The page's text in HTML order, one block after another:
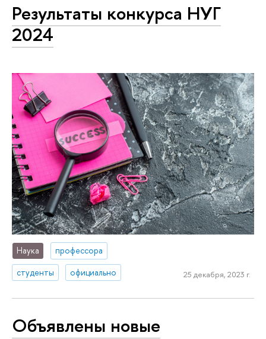
Результаты конкурса НУГ
2024
Наука
профессора
студенты
официально 25 декабря, 2023 г.
Объявлены новые